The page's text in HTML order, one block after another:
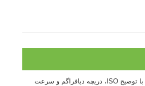
درک نوردهی – همراه با توضیح ISO، دریچه دیافراگم و سرعت